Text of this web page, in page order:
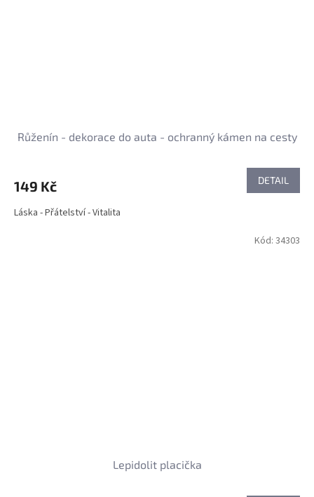
Růženín - dekorace do auta - ochranný kámen na cesty
149 Kč DETAIL
Láska - Přátelství - Vitalita
Lepidolit placička
Kód: 34303